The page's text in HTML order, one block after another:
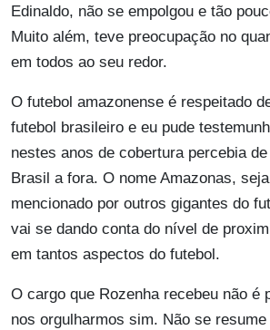
Edinaldo, não se empolgou e tão
Muito além, teve preocupação no
em todos ao seu redor.
O futebol amazonense é respeitado
futebol brasileiro e eu pude
nestes anos de cobertura percebia
Brasil a fora. O nome Amazonas,
mencionado por outros gigantes do
vai se dando conta do nível de
em tantos aspectos do futebol.
O cargo que Rozenha recebeu não é
nos orgulharmos sim. Não se